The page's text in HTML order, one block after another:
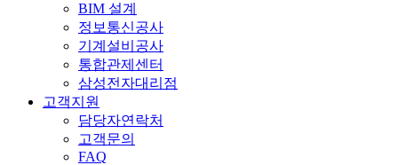
BIM 설계
정보통신공사
기계설비공사
통합관제센터
삼성전자대리점
고객지원
담당자연락처
고객문의
FAQ